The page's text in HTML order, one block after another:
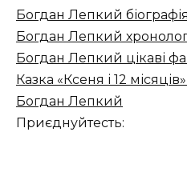
Богдан Лепкий
Богдан Лепкий
Богдан Лепкий цікаві
Казка «Ксеня і 12
Богдан Лепкий
Приєднуйтесть: